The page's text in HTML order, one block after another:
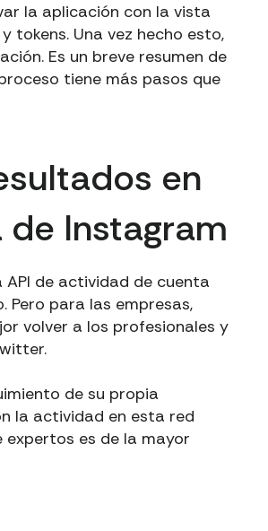
la aplicación con la vista
tokens. Una vez hecho esto,
Es un breve resumen de
tiene más pasos que
en
de Instagram
de actividad de cuenta
Pero para las empresas,
volver a los profesionales y
de su propia
la actividad en esta red
es de la mayor